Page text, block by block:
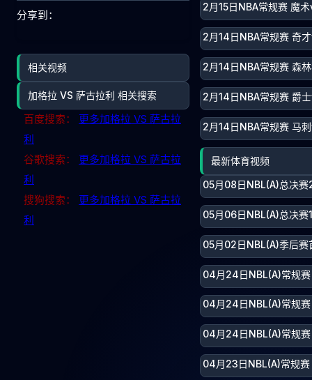
分享到：
相关视频
加格拉 VS 萨古拉利 相关搜索
百度搜索：
更多加格拉 VS 萨古拉
利
谷歌搜索：
更多加格拉 VS 萨古拉
利
搜狗搜索：
更多加格拉 VS 萨古拉
利
2月15日NBA常规赛 魔
2月14日NBA常规赛 奇
2月14日NBA常规赛 森
2月14日NBA常规赛 爵
2月14日NBA常规赛 马
最新体育视频
05月08日NBL(A)总决
05月06日NBL(A)总决赛
05月02日NBL(A)季后赛
04月24日NBL(A)常规
04月24日NBL(A)常规
04月24日NBL(A)常规
04月23日NBL(A)常规